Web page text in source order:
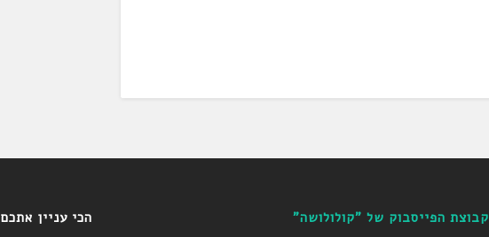
קבוצת הפייסבוק של "קולולושה" הכי עניין אתכם